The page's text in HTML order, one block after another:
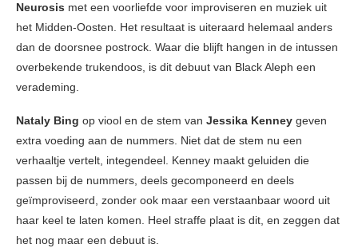
Neurosis met een voorliefde voor improviseren en muziek uit
het Midden-Oosten. Het resultaat is uiteraard helemaal anders
dan de doorsnee postrock. Waar die blijft hangen in de intussen
overbekende trukendoos, is dit debuut van Black Aleph een
verademing.
Nataly Bing op viool en de stem van Jessika Kenney geven
extra voeding aan de nummers. Niet dat de stem nu een
verhaaltje vertelt, integendeel. Kenney maakt geluiden die
passen bij de nummers, deels gecomponeerd en deels
geïmproviseerd, zonder ook maar een verstaanbaar woord uit
haar keel te laten komen. Heel straffe plaat is dit, en zeggen dat
het nog maar een debuut is.